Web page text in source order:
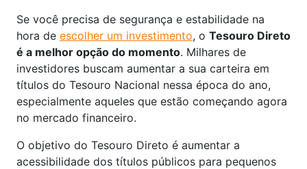
Se você precisa de segurança e estabilidade na
hora de escolher um investimento, o Tesouro Direto
é a melhor opção do momento. Milhares de
investidores buscam aumentar a sua carteira em
títulos do Tesouro Nacional nessa época do ano,
especialmente aqueles que estão começando agora
no mercado financeiro.
O objetivo do Tesouro Direto é aumentar a
acessibilidade dos títulos públicos para pequenos